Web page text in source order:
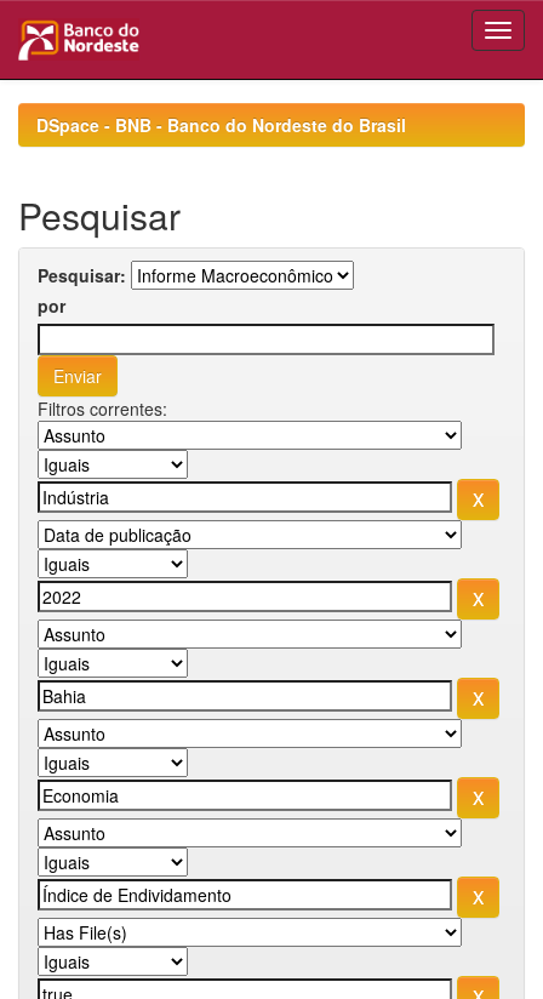
navigationDSpace - BNB - Banco do Nordeste do Brasil
Pesquisar
Pesquisar:
por
Filtros correntes: